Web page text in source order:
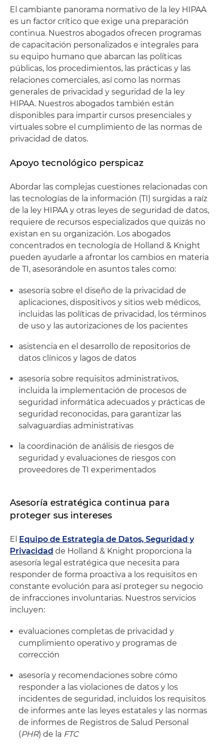
El cambiante panorama normativo de la ley HIPAA
es un factor crítico que exige una preparación
continua. Nuestros abogados ofrecen programas
de capacitación personalizados e integrales para
su equipo humano que abarcan las políticas
públicas, los procedimientos, las prácticas y las
relaciones comerciales, así como las normas
generales de privacidad y seguridad de la ley
HIPAA. Nuestros abogados también están
disponibles para impartir cursos presenciales y
virtuales sobre el cumplimiento de las normas de
privacidad de datos.
Apoyo tecnológico perspicaz
Abordar las complejas cuestiones relacionadas con
las tecnologías de la información (TI) surgidas a raíz
de la ley HIPAA y otras leyes de seguridad de datos,
requiere de recursos especializados que quizás no
existan en su organización. Los abogados
concentrados en tecnología de Holland & Knight
pueden ayudarle a afrontar los cambios en materia
de TI, asesorándole en asuntos tales como:
asesoría sobre el diseño de la privacidad de
aplicaciones, dispositivos y sitios web médicos,
incluidas las políticas de privacidad, los términos
de uso y las autorizaciones de los pacientes
asistencia en el desarrollo de repositorios de
datos clínicos y lagos de datos
asesoría sobre requisitos administrativos,
incluida la implementación de procesos de
seguridad informática adecuados y prácticas de
seguridad reconocidas, para garantizar las
salvaguardias administrativas
la coordinación de análisis de riesgos de
seguridad y evaluaciones de riesgos con
proveedores de TI experimentados
Asesoría estratégica continua para
proteger sus intereses
El Equipo de Estrategia de Datos, Seguridad y
Privacidad de Holland & Knight proporciona la
asesoría legal estratégica que necesita para
responder de forma proactiva a los requisitos en
constante evolución para así proteger su negocio
de infracciones involuntarias. Nuestros servicios
incluyen:
evaluaciones completas de privacidad y
cumplimiento operativo y programas de
corrección
asesoría y recomendaciones sobre cómo
responder a las violaciones de datos y los
incidentes de seguridad, incluidos los requisitos
de informes ante las leyes estatales y las normas
de informes de Registros de Salud Personal
(PHR) de la FTC